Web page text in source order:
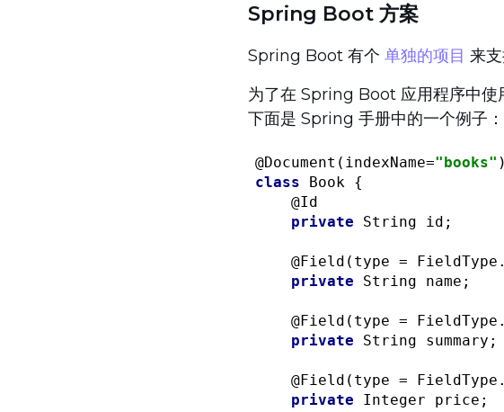
Spring Boot 方案
Spring Boot 有个 单独的项目 来支
为了在 Spring Boot 应用程序中使
下面是 Spring 手册中的一个例子：
@Document (indexName="books"
class
Book {
@Id
private String id;
@Field (type =
private String name;
@Field (type =
private String summary;
@Field (type =
private Integer price;